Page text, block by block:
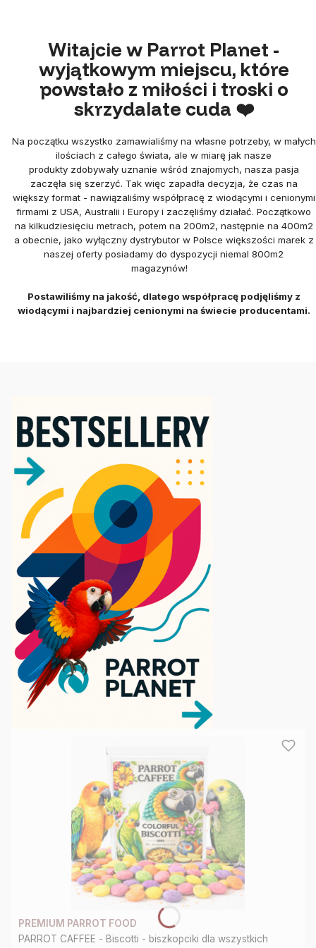
Witajcie w Parrot Planet -
wyjątkowym miejscu, które
powstało z miłości i troski o
skrzydalate cuda ❤️
Na początku wszystko zamawialiśmy na własne potrzeby, w małych
ilościach z całego świata, ale w miarę jak nasze
produkty zdobywały uznanie wśród znajomych, nasza pasja
zaczęła się szerzyć. Tak więc zapadła decyzja, że czas na
większy format - nawiązaliśmy współpracę z wiodącymi i cenionymi
firmami z USA, Australii i Europy i zaczęliśmy działać. Początkowo
na kilkudziesięciu metrach, potem na 200m2, następnie na 400m2
a obecnie, jako wyłączny dystrybutor w Polsce większości marek z
naszej oferty posiadamy do dyspozycji niemal 800m2
magazynów!
Postawiliśmy na jakość, dlatego współpracę podjęliśmy z
wiodącymi i najbardziej cenionymi na świecie producentami.
PREMIUM PARROT FOOD
PARROT CAFFEE - Biscotti - biszkopciki dla wszystkich
5.0
★
★
★
★
Jesteśmy
największym
internetowym,
dedykowanym
Polsce.
asortymentu
posiadamy